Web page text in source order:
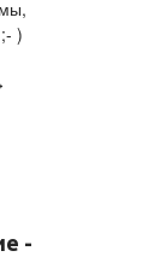
)
-